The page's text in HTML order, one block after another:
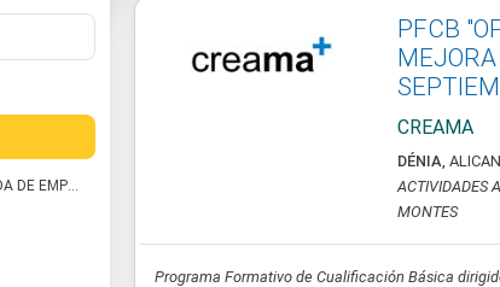
PLANIFICAR LA BÚSQUEDA DE EMPLEO
PFCB
CREAMA
DÉNIA,
ACTIVIDADES
MONTES
Programa Formativo de Cualificación Básica